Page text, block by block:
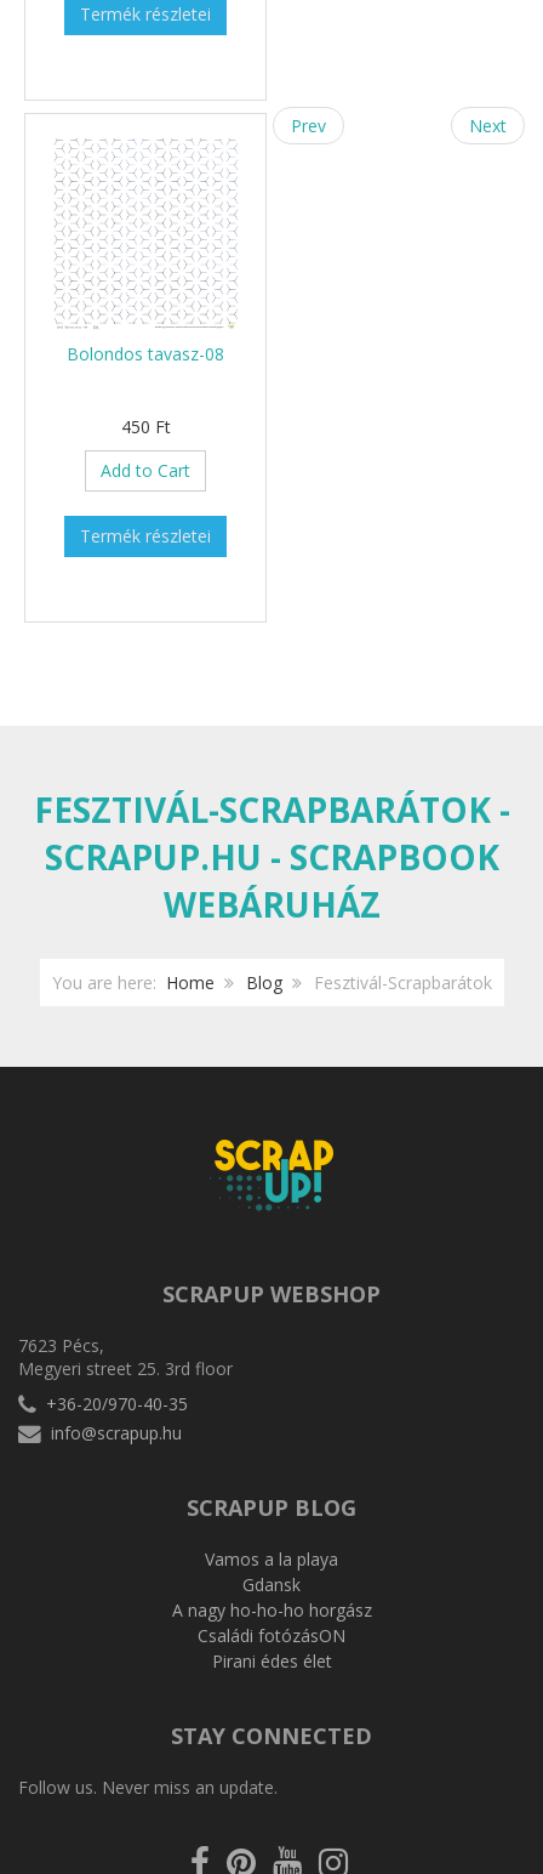
Termék részletei
Bolondos tavasz-08
450 Ft
Add to Cart
Termék részletei
Prev Next
FESZTIVÁL-SCRAPBARÁTOK -
SCRAPUP.HU - SCRAPBOOK
WEBÁRUHÁZ
You are here: Home Blog Fesztivál-Scrapbarátok
SCRAPUP WEBSHOP
7623 Pécs,
Megyeri street 25. 3rd floor
+36-20/970-40-35
info@scrapup.hu
SCRAPUP BLOG
Vamos a la playa
Gdansk
A nagy ho-ho-ho horgász
Családi fotózásON
Pirani édes élet
STAY CONNECTED
Follow us. Never miss an update.
FacebookPinterestYoutubeInstagram